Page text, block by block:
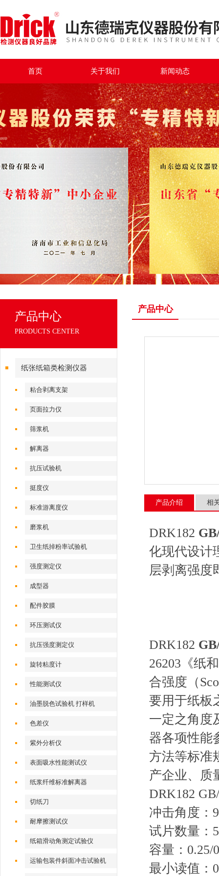
首页 关于我们 新闻动态
产品中心
PRODUCTS CENTER
纸张纸箱类检测仪器
粘合剥离支架
页面拉力仪
筛浆机
解离器
抗压试验机
挺度仪
标准游离度仪
磨浆机
卫生纸掉粉率试验机
强度测定仪
成型器
配件胶膜
环压测试仪
抗压强度测定仪
旋转粘度计
性能测试仪
油墨脱色试验机 打样机
色差仪
紫外分析仪
表面吸水性能测试仪
纸浆纤维标准解离器
切纸刀
耐摩擦测试仪
纸箱滑动角测定试验仪
运输包装件斜面冲击试验机
产品中心
产品介绍 相
DRK182
化现代设计
层剥离强度
DRK182
26203《纸
合强度（
要用于纸板
一定之角度
器各项性能
方法等标准
产企业、质
DRK182
冲击角度：
试片数量：
容量：0.25/
最小读值：